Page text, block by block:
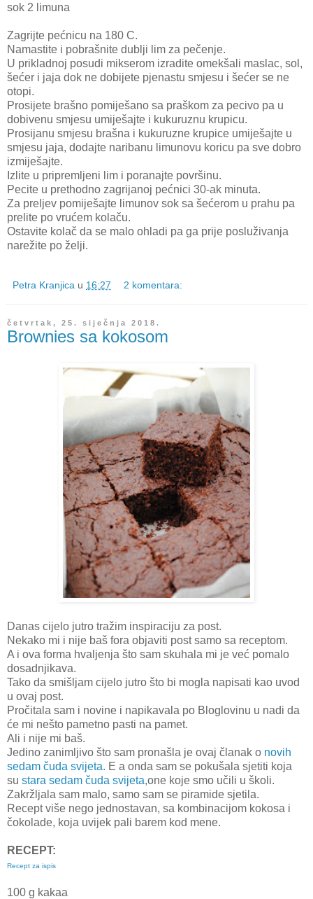
sok 2 limuna
Zagrijte pećnicu na 180 C.
Namastite i pobrašnite dublji lim za pečenje.
U prikladnoj posudi mikserom izradite omekšali maslac, sol,
šećer i jaja dok ne dobijete pjenastu smjesu i šećer se ne
otopi.
Prosijete brašno pomiješano sa praškom za pecivo pa u
dobivenu smjesu umiješajte i kukuruznu krupicu.
Prosijanu smjesu brašna i kukuruzne krupice umiješajte u
smjesu jaja, dodajte naribanu limunovu koricu pa sve dobro
izmiješajte.
Izlite u pripremljeni lim i poranajte površinu.
Pecite u prethodno zagrijanoj pećnici 30-ak minuta.
Za preljev pomiješajte limunov sok sa šećerom u prahu pa
prelite po vrućem kolaču.
Ostavite kolač da se malo ohladi pa ga prije posluživanja
narežite po želji.
Petra Kranjica u 16:27 2 komentara:
četvrtak, 25. siječnja 2018.
Brownies sa kokosom
Danas cijelo jutro tražim inspiraciju za post.
Nekako mi i nije baš fora objaviti post samo sa receptom.
A i ova forma hvaljenja što sam skuhala mi je već pomalo
dosadnjikava.
Tako da smišljam cijelo jutro što bi mogla napisati kao uvod
u ovaj post.
Pročitala sam i novine i napikavala po Bloglovinu u nadi da
će mi nešto pametno pasti na pamet.
Ali i nije mi baš.
Jedino zanimljivo što sam pronašla je ovaj članak o novih
sedam čuda svijeta. E a onda sam se pokušala sjetiti koja
su stara sedam čuda svijeta,one koje smo učili u školi.
Zakržljala sam malo, samo sam se piramide sjetila.
Recept više nego jednostavan, sa kombinacijom kokosa i
čokolade, koja uvijek pali barem kod mene.
RECEPT:
Recept za ispis
100 g kakaa